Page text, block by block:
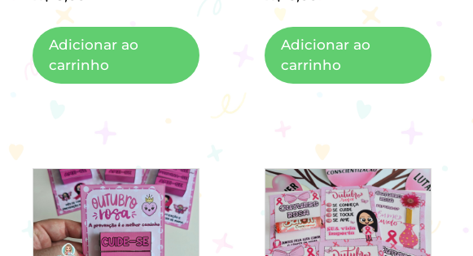
Adicionar ao
carrinho
Adicionar ao
carrinho